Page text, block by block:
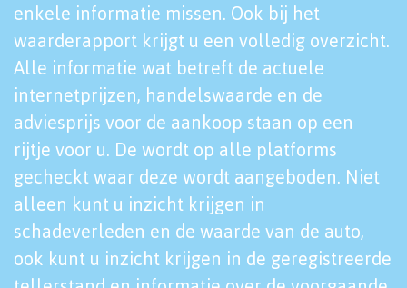
enkele informatie missen. Ook bij het
waarderapport krijgt u een volledig overzicht.
Alle informatie wat betreft de actuele
internetprijzen, handelswaarde en de
adviesprijs voor de aankoop staan op een
rijtje voor u. De wordt op alle platforms
gecheckt waar deze wordt aangeboden. Niet
alleen kunt u inzicht krijgen in
schadeverleden en de waarde van de auto,
ook kunt u inzicht krijgen in de geregistreerde